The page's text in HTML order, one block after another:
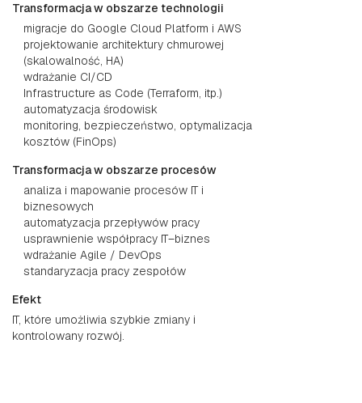
Transformacja w obszarze technologii
migracje do Google Cloud Platform i AWS
projektowanie architektury chmurowej
(skalowalność, HA)
wdrażanie CI/CD
Infrastructure as Code (Terraform, itp.)
automatyzacja środowisk
monitoring, bezpieczeństwo, optymalizacja
kosztów (FinOps)
Transformacja w obszarze procesów
analiza i mapowanie procesów IT i
biznesowych
automatyzacja przepływów pracy
usprawnienie współpracy IT–biznes
wdrażanie Agile / DevOps
standaryzacja pracy zespołów
Efekt
IT, które umożliwia szybkie zmiany i
kontrolowany rozwój.